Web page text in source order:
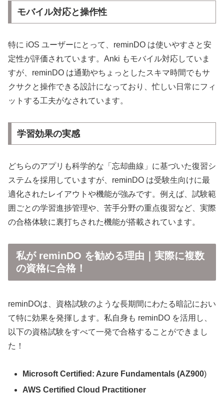
モバイル対応と操作性
特に iOS ユーザーにとって、reminDO は使いやすさと安
定性が評価されています。Anki もモバイル対応していま
すが、reminDO は通勤やちょっとしたスキマ時間でもサ
クサクと操作できる設計になっており、忙しい日常にフィ
ットする工夫がなされています。
学習効果の実感
どちらのアプリも科学的な「忘却曲線」に基づいた復習シ
ステムを採用していますが、reminDO は受験生向けに最
適化されたレイアウトや機能が強みです。例えば、試験範
囲ごとの学習進捗管理や、苦手分野の重点復習など、実際
の合格体験に裏打ちされた機能が搭載されています。
私が reminDO を勧める理由｜実際に複数
の資格に合格！
reminDOは、資格試験のような長期間にわたる暗記におい
て特に効果を発揮します。私自身も reminDO を活用し、
以下の資格試験をすべて一発で合格することができまし
た！
Microsoft Certified: Azure Fundamentals (AZ900)
AWS Certified Cloud Practitioner